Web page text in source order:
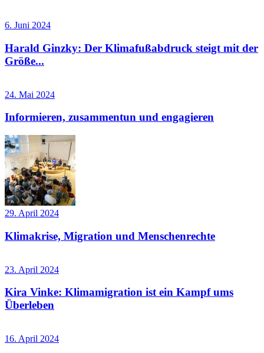
6. Juni 2024
Harald Ginzky: Der Klimafußabdruck steigt mit der
Größe...
24. Mai 2024
Informieren, zusammentun und engagieren
29. April 2024
Klimakrise, Migration und Menschenrechte
23. April 2024
Kira Vinke: Klimamigration ist ein Kampf ums
Überleben
16. April 2024